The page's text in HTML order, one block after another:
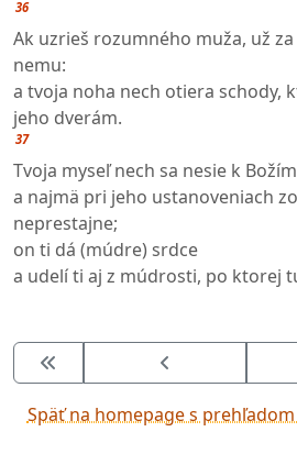
36
Ak uzrieš rozumného muža, už
nemu:
a tvoja noha nech otiera schody,
jeho dverám.
37
Tvoja myseľ nech sa nesie k
a najmä pri jeho ustanoveniach
neprestajne;
on ti dá (múdre) srdce
a udelí ti aj z múdrosti, po ktorej
Späť na homepage s